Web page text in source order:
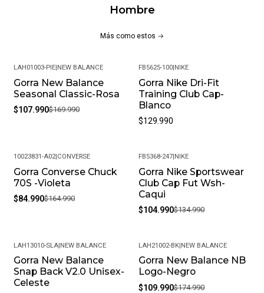
Hombre
Más como estos
-36%
LAH01003-PIE|NEW BALANCE
Gorra New Balance
Seasonal Classic-Rosa
$107.990$169.990
FB5625-100|NIKE
Gorra Nike Dri-Fit
Training Club Cap-
Blanco
$129.990
-48%
10023831-A02|CONVERSE
Gorra Converse Chuck
70S -Violeta
$84.990$164.990
-22%
FB5368-247|NIKE
Gorra Nike Sportswear
Club Cap Fut Wsh-
Caqui
$104.990$134.990
-40%
LAH13010-SLA|NEW BALANCE
Gorra New Balance
Snap Back V2.0 Unisex-
Celeste
-37%
LAH21002-BK|NEW BALANCE
Gorra New Balance NB
Logo-Negro
$109.990$174.990